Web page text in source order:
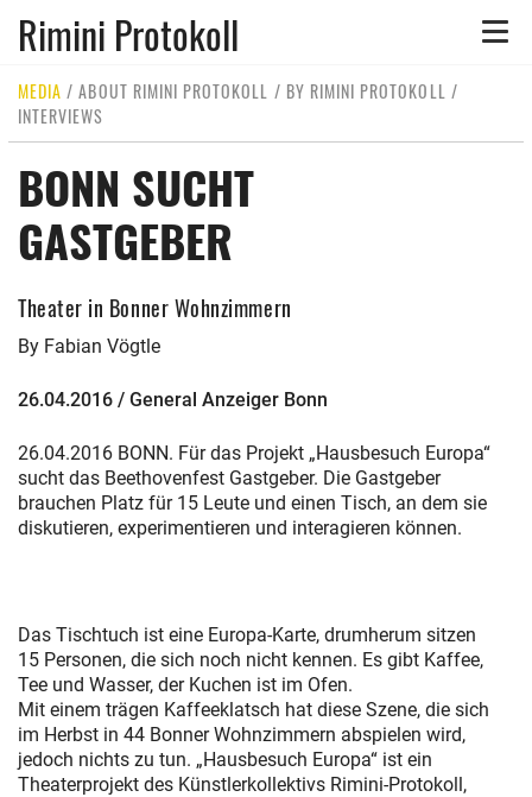
Toggle
Rimini Protokoll
MEDIA /ABOUT RIMINI PROTOKOLL / BY RIMINI PROTOKOLL /
INTERVIEWS
BONN SUCHT
GASTGEBER
Theater in Bonner Wohnzimmern
By Fabian Vögtle
26.04.2016 / General Anzeiger Bonn
26.04.2016 BONN. Für das Projekt „Hausbesuch Europa“
sucht das Beethovenfest Gastgeber. Die Gastgeber
brauchen Platz für 15 Leute und einen Tisch, an dem sie
diskutieren, experimentieren und interagieren können.
Das Tischtuch ist eine Europa-Karte, drumherum sitzen
15 Personen, die sich noch nicht kennen. Es gibt Kaffee,
Tee und Wasser, der Kuchen ist im Ofen.
Mit einem trägen Kaffeeklatsch hat diese Szene, die sich
im Herbst in 44 Bonner Wohnzimmern abspielen wird,
jedoch nichts zu tun. „Hausbesuch Europa“ ist ein
Theaterprojekt des Künstlerkollektivs Rimini-Protokoll,